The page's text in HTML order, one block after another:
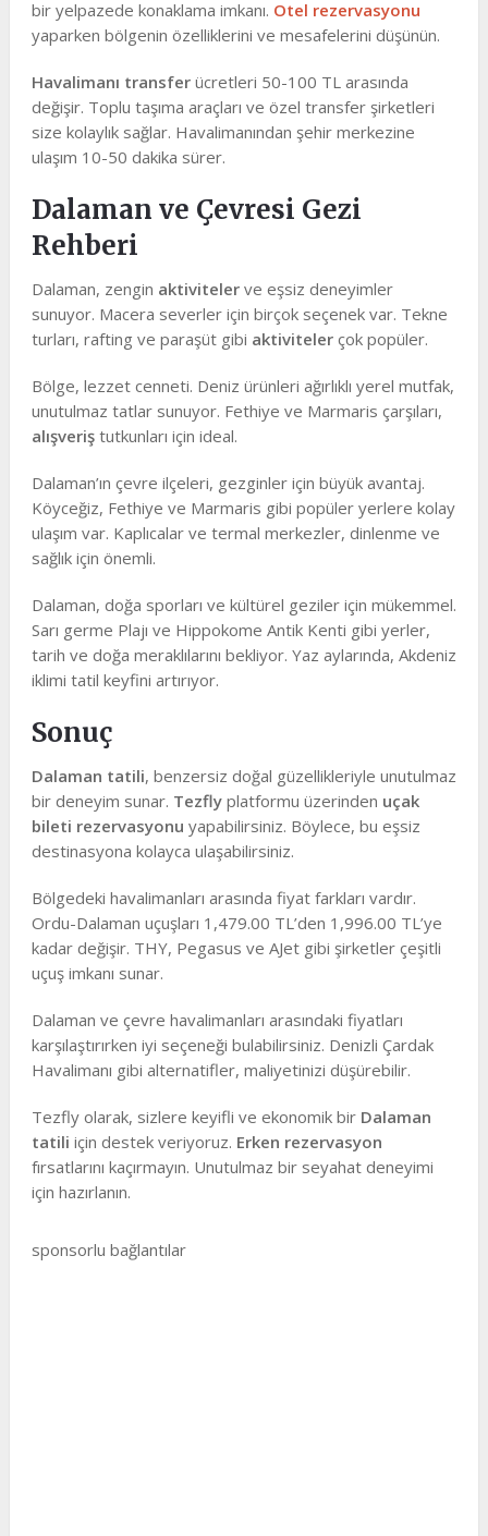
bir yelpazede konaklama imkanı. Otel rezervasyonu
yaparken bölgenin özelliklerini ve mesafelerini düşünün.
Havalimanı transfer ücretleri 50-100 TL arasında
değişir. Toplu taşıma araçları ve özel transfer şirketleri
size kolaylık sağlar. Havalimanından şehir merkezine
ulaşım 10-50 dakika sürer.
Dalaman ve Çevresi Gezi
Rehberi
Dalaman, zengin aktiviteler ve eşsiz deneyimler
sunuyor. Macera severler için birçok seçenek var. Tekne
turları, rafting ve paraşüt gibi aktiviteler çok popüler.
Bölge, lezzet cenneti. Deniz ürünleri ağırlıklı yerel mutfak,
unutulmaz tatlar sunuyor. Fethiye ve Marmaris çarşıları,
alışveriş tutkunları için ideal.
Dalaman’ın çevre ilçeleri, gezginler için büyük avantaj.
Köyceğiz, Fethiye ve Marmaris gibi popüler yerlere kolay
ulaşım var. Kaplıcalar ve termal merkezler, dinlenme ve
sağlık için önemli.
Dalaman, doğa sporları ve kültürel geziler için mükemmel.
Sarı germe Plajı ve Hippokome Antik Kenti gibi yerler,
tarih ve doğa meraklılarını bekliyor. Yaz aylarında, Akdeniz
iklimi tatil keyfini artırıyor.
Sonuç
Dalaman tatili, benzersiz doğal güzellikleriyle unutulmaz
bir deneyim sunar. Tezfly platformu üzerinden uçak
bileti rezervasyonu yapabilirsiniz. Böylece, bu eşsiz
destinasyona kolayca ulaşabilirsiniz.
Bölgedeki havalimanları arasında fiyat farkları vardır.
Ordu-Dalaman uçuşları 1,479.00 TL’den 1,996.00 TL’ye
kadar değişir. THY, Pegasus ve AJet gibi şirketler çeşitli
uçuş imkanı sunar.
Dalaman ve çevre havalimanları arasındaki fiyatları
karşılaştırırken iyi seçeneği bulabilirsiniz. Denizli Çardak
Havalimanı gibi alternatifler, maliyetinizi düşürebilir.
Tezfly olarak, sizlere keyifli ve ekonomik bir Dalaman
tatili için destek veriyoruz. Erken rezervasyon
fırsatlarını kaçırmayın. Unutulmaz bir seyahat deneyimi
için hazırlanın.
sponsorlu bağlantılar